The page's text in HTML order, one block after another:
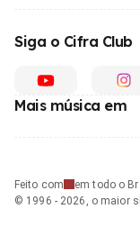
Siga o Cifra Club
Mais música em
Feito com
em todo o
© 1996 - 2026, o maior